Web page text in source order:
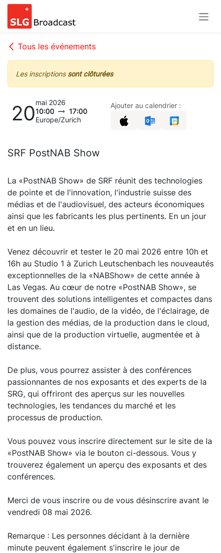
Se rendre au contenu
Tous les événements
Les inscriptions sont clôturées
20mai 2026
10:00
17:00
Europe/Zurich
Ajouter au calendrier :
SRF PostNAB Show
La «PostNAB Show» de SRF réunit des technologies
de pointe et de l'innovation, l'industrie suisse des
médias et de l'audiovisuel, des acteurs économiques
ainsi que les fabricants les plus pertinents. En un jour
et en un lieu.
Venez découvrir et tester le 20 mai 2026 entre 10h et
16h au Studio 1 à Zurich Leutschenbach les nouveautés
exceptionnelles de la «NABShow» de cette année à
Las Vegas. Au cœur de notre «PostNAB Show», se
trouvent des solutions intelligentes et compactes dans
les domaines de l'audio, de la vidéo, de l'éclairage, de
la gestion des médias, de la production dans le cloud,
ainsi que de la production virtuelle, augmentée et à
distance.
De plus, vous pourrez assister à des conférences
passionnantes de nos exposants et des experts de la
SRG, qui offriront des aperçus sur les nouvelles
technologies, les tendances du marché et les
processus de production.
Vous pouvez vous inscrire directement sur le site de la
«PostNAB Show» via le bouton ci-dessous. Vous y
trouverez également un aperçu des exposants et des
conférences.
Merci de vous inscrire ou de vous désinscrire avant le
vendredi 08 mai 2026.
Remarque : Les personnes décidant à la dernière
minute peuvent également s'inscrire le jour de